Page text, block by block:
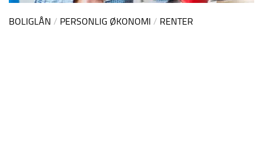
BOLIGLÅN / PERSONLIG ØKONOMI / RENTER